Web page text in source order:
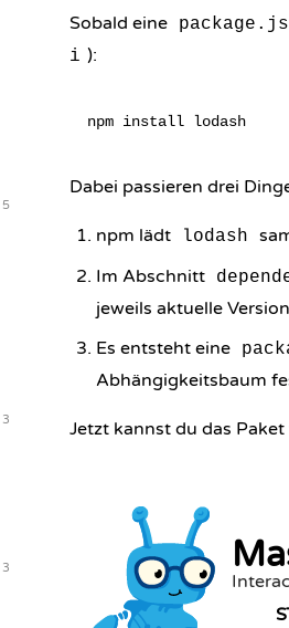
5
3
3
Sobald eine
i ):
Dabei passieren drei
npm lädt lodash
Im Abschnitt
jeweils aktuelle
Es entsteht eine
Abhängigkeitsbaum
Jetzt kannst du das